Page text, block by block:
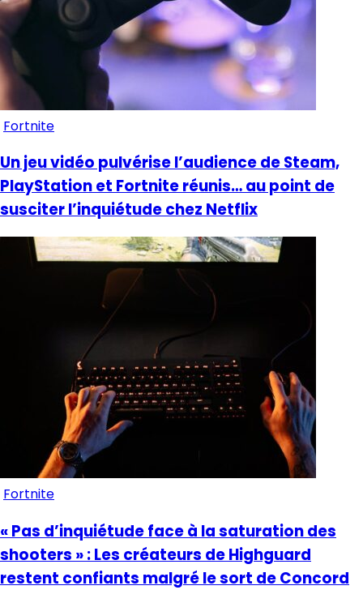
Fortnite
Un jeu vidéo pulvérise l’audience de Steam,
PlayStation et Fortnite réunis… au point de
susciter l’inquiétude chez Netflix
Fortnite
« Pas d’inquiétude face à la saturation des
shooters » : Les créateurs de Highguard
restent confiants malgré le sort de Concord